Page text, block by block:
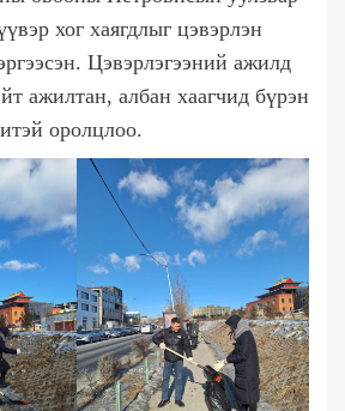
хог хаягдлыг цэвэрлэн
Цэвэрлэгээний ажилд
ажилтан, албан хаагчид бүрэн
оролцлоо.